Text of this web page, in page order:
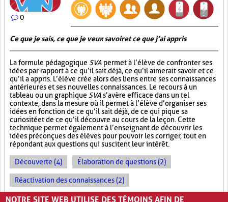
0
Ce que je sais, ce que je veux savoir et ce que j’ai appris
La formule pédagogique SVA permet à l’élève de confronter ses
idées par rapport à ce qu’il sait déjà, ce qu’il aimerait savoir et ce
qu’il a appris. L’élève crée alors des liens entre ses connaissances
antérieures et ses nouvelles connaissances. Le recours à un
tableau ou un graphique SVA s’avère efficace dans un tel
contexte, dans la mesure où il permet à l’élève d’organiser ses
idées en fonction de ce qu’il sait déjà, de ce qui pique sa
curiosité et de ce qu’il découvre au cours de la leçon. Cette
technique permet également à l’enseignant de découvrir les
idées préconçues des élèves pour pouvoir les corriger, tout en
répondant aux questions qui suscitent leur intérêt.
Découverte (4) Élaboration de questions (2)
Réactivation des connaissances (2)
Évolution des apprentissages (2)
NOTRE SITE WEB UTILISE DES TÉMOINS AFIN DE